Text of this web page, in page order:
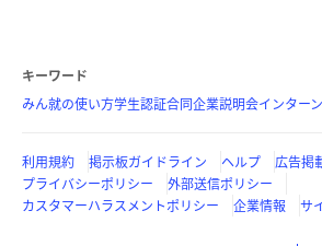
キーワード
みん就の使い方学生認証合同企業説明会インターン
利用規約 掲示板ガイドライン ヘルプ 広告掲
プライバシーポリシー
外部送信ポリシー
カスタマーハラスメントポリシー
企業情報 サ